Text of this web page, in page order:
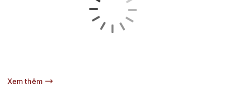
Xem thêm